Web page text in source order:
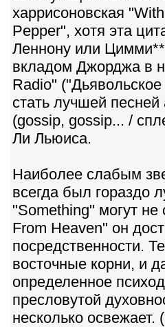
харрисоновская
Pepper", хотя эта
Леннону или
вкладом Джорджа в
Radio"
стать лучшей
(gossip, gossip... /
Ли Льюиса.
Наиболее слабым
всегда был гораздо
"Something" могут не
From Heaven" он
посредственности.
восточные корни, и
определенное
пресловутой
несколько освежает.